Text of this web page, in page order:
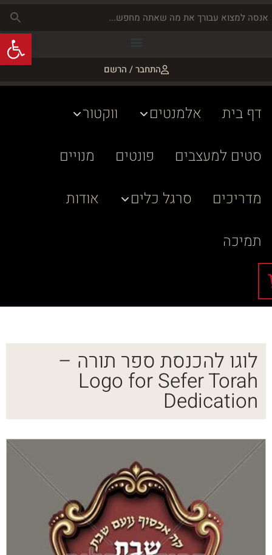
התחבר / הרשם
דף בית אלמנטים
ווקטור
סטים למעצבים
פונטים
מנויים
מדריכים
סרגל כלים
אודות
תמיכה
לוגו להכנסת ספר תורה –
Logo for Sefer Torah
Dedication